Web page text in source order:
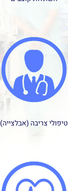
טיפולי צריבה (אבלצייה)